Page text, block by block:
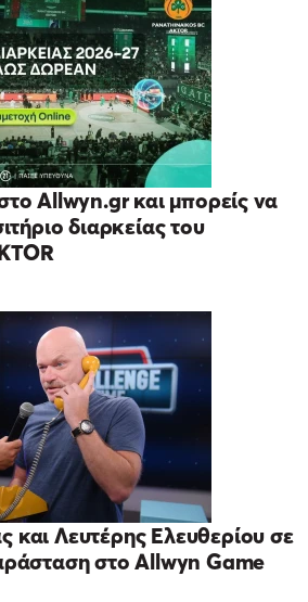
Allwyn.gr και μπορείς να
διαρκείας του
και Λευτέρης Ελευθερίου σε
στο Allwyn Game